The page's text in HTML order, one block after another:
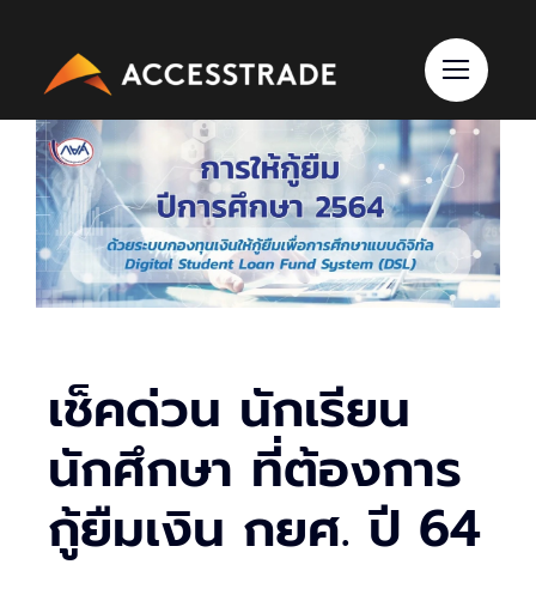
content
เช็คด่วน นักเรียน
นักศึกษา ที่ต้องการ
กู้ยืมเงิน กยศ. ปี 64